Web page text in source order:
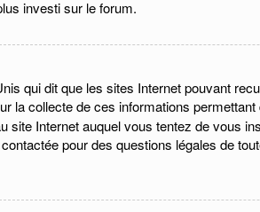
investi sur le forum.
qui dit que les sites Internet pouvant
la collecte de ces informations
Internet auquel vous tentez de vous
pour des questions légales de